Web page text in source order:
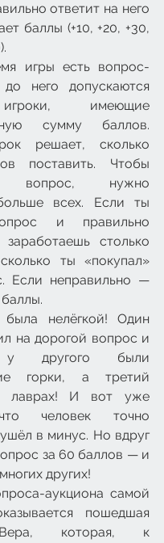
ответит на него
баллы (+10, +20, +30,
игры есть вопрос-
него допускаются
имеющие
сумму баллов.
решает, сколько
поставить. Чтобы
вопрос, нужно
всех. Если ты
и правильно
столько
ты «покупал»
Если неправильно —
нелёгкой! Один
на дорогой вопрос и
у другого были
горки, а третий
лаврах! И вот уже
человек точно
в минус. Но вдруг
за 60 баллов — и
других!
аукциона самой
пошедшая
которая, к